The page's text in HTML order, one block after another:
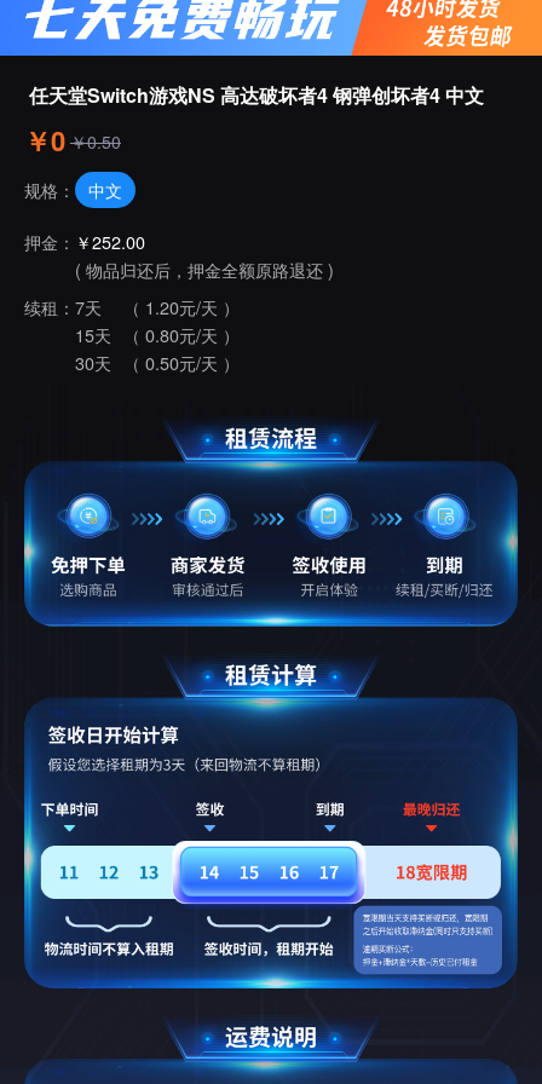
任天堂Switch游戏NS 高达破坏者4 钢弹创坏者4 中文
￥0 ￥0.50
规格： 中文
押金： ￥252.00
( 物品归还后，押金全额原路退还 )
续租： 7天
（ 1.20元/天 ）
15天
（ 0.80元/天 ）
30天
（ 0.50元/天 ）